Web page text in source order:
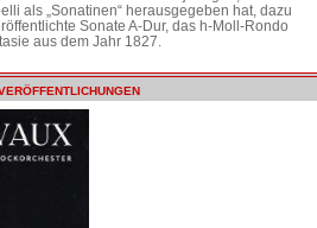
als „Sonatinen“ herausgegeben hat, dazu
Sonate A-Dur, das h-Moll-Rondo
aus dem Jahr 1827.